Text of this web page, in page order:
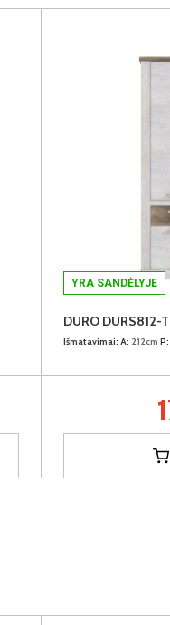
YRA SANDĖLYJE
DURO DURS812-
Išmatavimai: A: 212cm P: